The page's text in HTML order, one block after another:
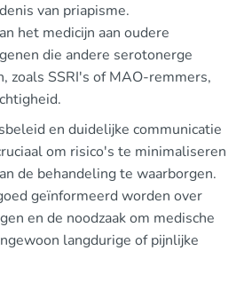
van priapisme.
het medicijn aan oudere
die andere serotonerge
zoals SSRI's of MAO-remmers,
en duidelijke communicatie
om risico's te minimaliseren
de behandeling te waarborgen.
geïnformeerd worden over
en de noodzaak om medische
langdurige of pijnlijke